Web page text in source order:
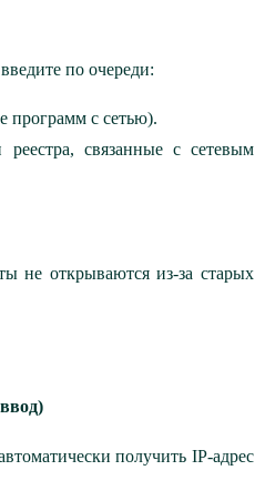
по очереди:
программ с сетью).
связанные с сетевым
не открываются из-за старых
получить IP-адрес